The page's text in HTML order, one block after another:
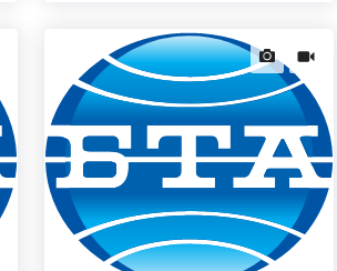
news.images